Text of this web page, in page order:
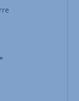
du niveau A,